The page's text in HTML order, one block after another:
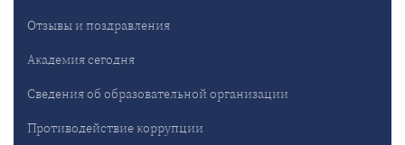
Отзывы и поздравления
Академия сегодня
Сведения об образовательной организации
Противодействие коррупции